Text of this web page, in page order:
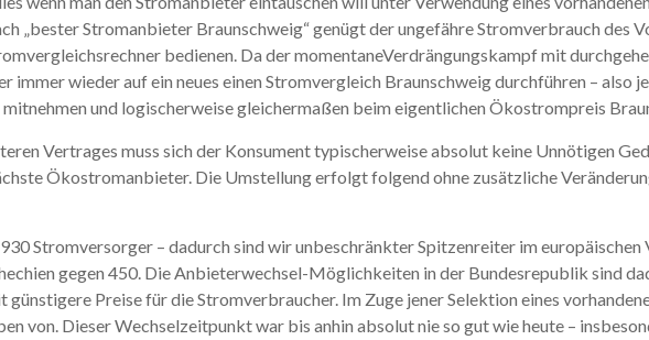
„bester Stromanbieter Braunschweig“ genügt der ungefähre Stromverbrauch des
bedienen. Da der momentaneVerdrängungskampf mit
immer wieder auf ein neues einen Stromvergleich Braunschweig durchführen – also
und logischerweise gleichermaßen beim eigentlichen Ökostrompreis
Vertrages muss sich der Konsument typischerweise absolut keine Unnötigen
Ökostromanbieter. Die Umstellung erfolgt folgend ohne zusätzliche
Stromversorger – dadurch sind wir unbeschränkter Spitzenreiter im
gegen 450. Die Anbieterwechsel-Möglichkeiten in der Bundesrepublik sind
günstigere Preise für die Stromverbraucher. Im Zuge jener Selektion eines
von. Dieser Wechselzeitpunkt war bis anhin absolut nie so gut wie heute –